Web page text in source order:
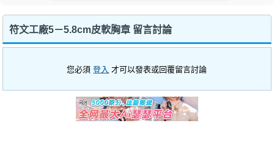
符文工廠5－5.8cm皮軟胸章 留言討論
您必須登入 才可以發表或回覆留言討論